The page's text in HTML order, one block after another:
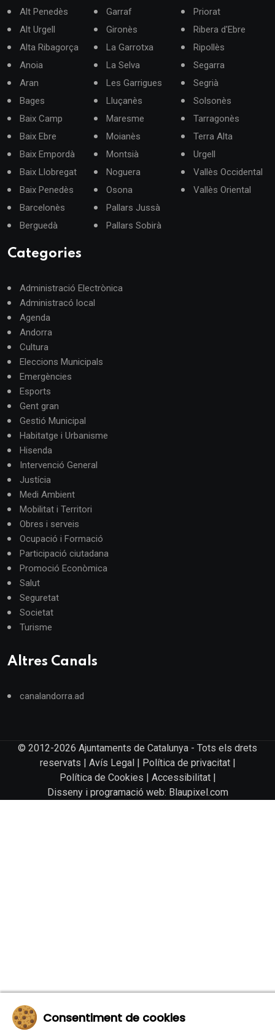
Alt Penedès
Alt Urgell
Alta Ribagorça
Anoia
Aran
Bages
Baix Camp
Baix Ebre
Baix Empordà
Baix Llobregat
Baix Penedès
Barcelonès
Berguedà
Garraf
Gironès
La Garrotxa
La Selva
Les Garrigues
Lluçanès
Maresme
Moianès
Montsià
Noguera
Osona
Pallars Jussà
Pallars Sobirà
Priorat
Ribera d'Ebre
Ripollès
Segarra
Segrià
Solsonès
Tarragonès
Terra Alta
Urgell
Vallès Occidental
Vallès Oriental
Categories
Administració Electrònica
Administracó local
Agenda
Andorra
Cultura
Eleccions Municipals
Emergències
Esports
Gent gran
Gestió Municipal
Habitatge i Urbanisme
Hisenda
Intervenció General
Justícia
Medi Ambient
Mobilitat i Territori
Obres i serveis
Ocupació i Formació
Participació ciutadana
Promoció Econòmica
Salut
Seguretat
Societat
Turisme
Altres Canals
canalandorra.ad
© 2012-2026 Ajuntaments de Catalunya - Tots els drets
reservats | Avís Legal| Política de privacitat|
Política de Cookies | Accessibilitat|
Disseny i programació web: Blaupixel.com
Consentiment de cookies